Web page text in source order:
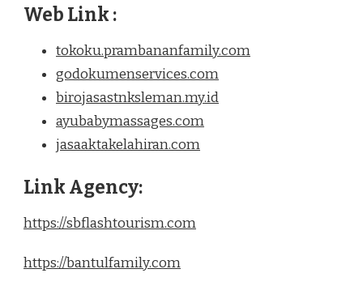
Web Link :
tokoku.prambananfamily.com
godokumenservices.com
birojasastnksleman.my.id
ayubabymassages.com
jasaaktakelahiran.com
Link Agency:
https://sbflashtourism.com
https://bantulfamily.com